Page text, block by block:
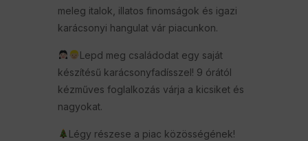
meleg italok, illatos finomságok és igazi
karácsonyi hangulat vár piacunkon.
Lepd meg családodat egy saját
készítésű karácsonyfadísszel! 9 órától
kézműves foglalkozás várja a kicsiket és
nagyokat.
Légy részese a piac közösségének!